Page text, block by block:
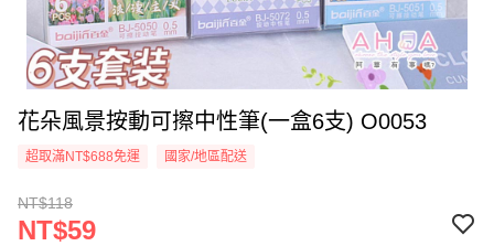
花朵風景按動可擦中性筆(一盒6支) O0053
超取滿NT$688免運 國家/地區配送
NT$118
NT$59